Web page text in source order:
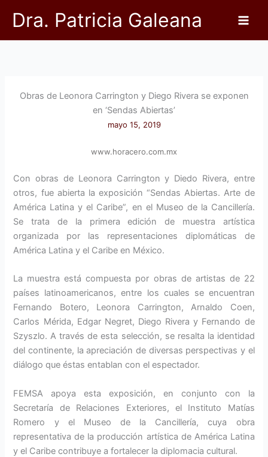
Dra. Patricia Galeana
Obras de Leonora Carrington y Diego Rivera se exponen
en ‘Sendas Abiertas’
mayo 15, 2019
www.horacero.com.mx
Con obras de Leonora Carrington y Diedo Rivera, entre
otros, fue abierta la exposición “Sendas Abiertas. Arte de
América Latina y el Caribe”, en el Museo de la Cancillería.
Se trata de la primera edición de muestra artística
organizada por las representaciones diplomáticas de
América Latina y el Caribe en México.
La muestra está compuesta por obras de artistas de 22
países latinoamericanos, entre los cuales se encuentran
Fernando Botero, Leonora Carrington, Arnaldo Coen,
Carlos Mérida, Edgar Negret, Diego Rivera y Fernando de
Szyszlo. A través de esta selección, se resalta la identidad
del continente, la apreciación de diversas perspectivas y el
diálogo que éstas entablan con el espectador.
FEMSA apoya esta exposición, en conjunto con la
Secretaría de Relaciones Exteriores, el Instituto Matías
Romero y el Museo de la Cancillería, cuya obra
representativa de la producción artística de América Latina
y el Caribe contribuye a fortalecer la diplomacia cultural.